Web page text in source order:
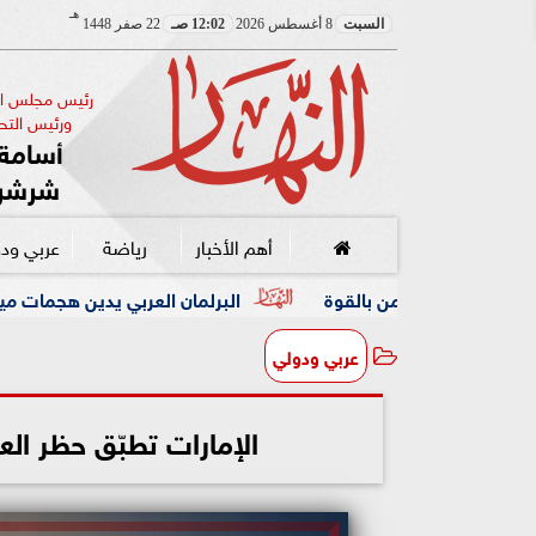
السبت 8 أغسطس 2026 12:02 صـ 22 صفر 1448
هـ
رئيس مجلس
ورئيس
أهم الأخبار رياضة عربي
البرلمان العربي يدين هجمات ميليشيا الحوثي على
عربي ودولي
الإمارات تطبّق